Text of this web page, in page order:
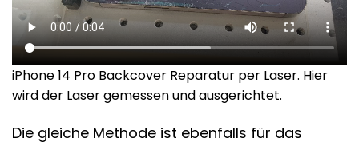
iPhone 14 Pro Backcover Reparatur per Laser. Hier
wird der Laser gemessen und ausgerichtet.
Die gleiche Methode ist ebenfalls für das